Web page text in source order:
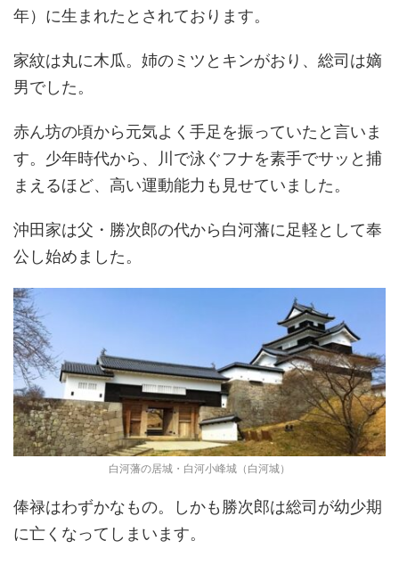
年）に生まれたとされております。
家紋は丸に木瓜。姉のミツとキンがおり、総司は嫡
男でした。
赤ん坊の頃から元気よく手足を振っていたと言いま
す。少年時代から、川で泳ぐフナを素手でサッと捕
まえるほど、高い運動能力も見せていました。
沖田家は父・勝次郎の代から白河藩に足軽として奉
公し始めました。
白河藩の居城・白河小峰城（白河城）
俸禄はわずかなもの。しかも勝次郎は総司が幼少期
に亡くなってしまいます。